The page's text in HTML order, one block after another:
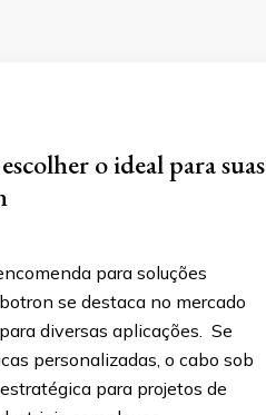
o ideal para suas
para soluções
se destaca no mercado
diversas aplicações. Se
personalizadas, o cabo sob
para projetos de